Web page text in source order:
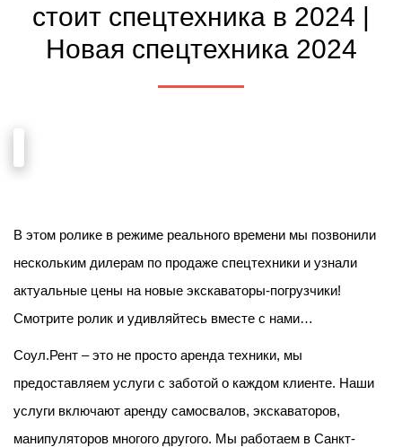
стоит спецтехника в 2024 |
Новая спецтехника 2024
В этом ролике в режиме реального времени мы позвонили
нескольким дилерам по продаже спецтехники и узнали
актуальные цены на новые экскаваторы-погрузчики!
Смотрите ролик и удивляйтесь вместе с нами…
Соул.Рент – это не просто аренда техники, мы
предоставляем услуги с заботой о каждом клиенте. Наши
услуги включают аренду самосвалов, экскаваторов,
манипуляторов многого другого. Мы работаем в Санкт-